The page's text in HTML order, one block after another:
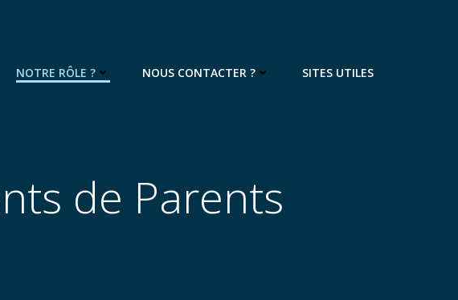
NOTRE RÔLE ? NOUS CONTACTER ? SITES UTILES
de Parents